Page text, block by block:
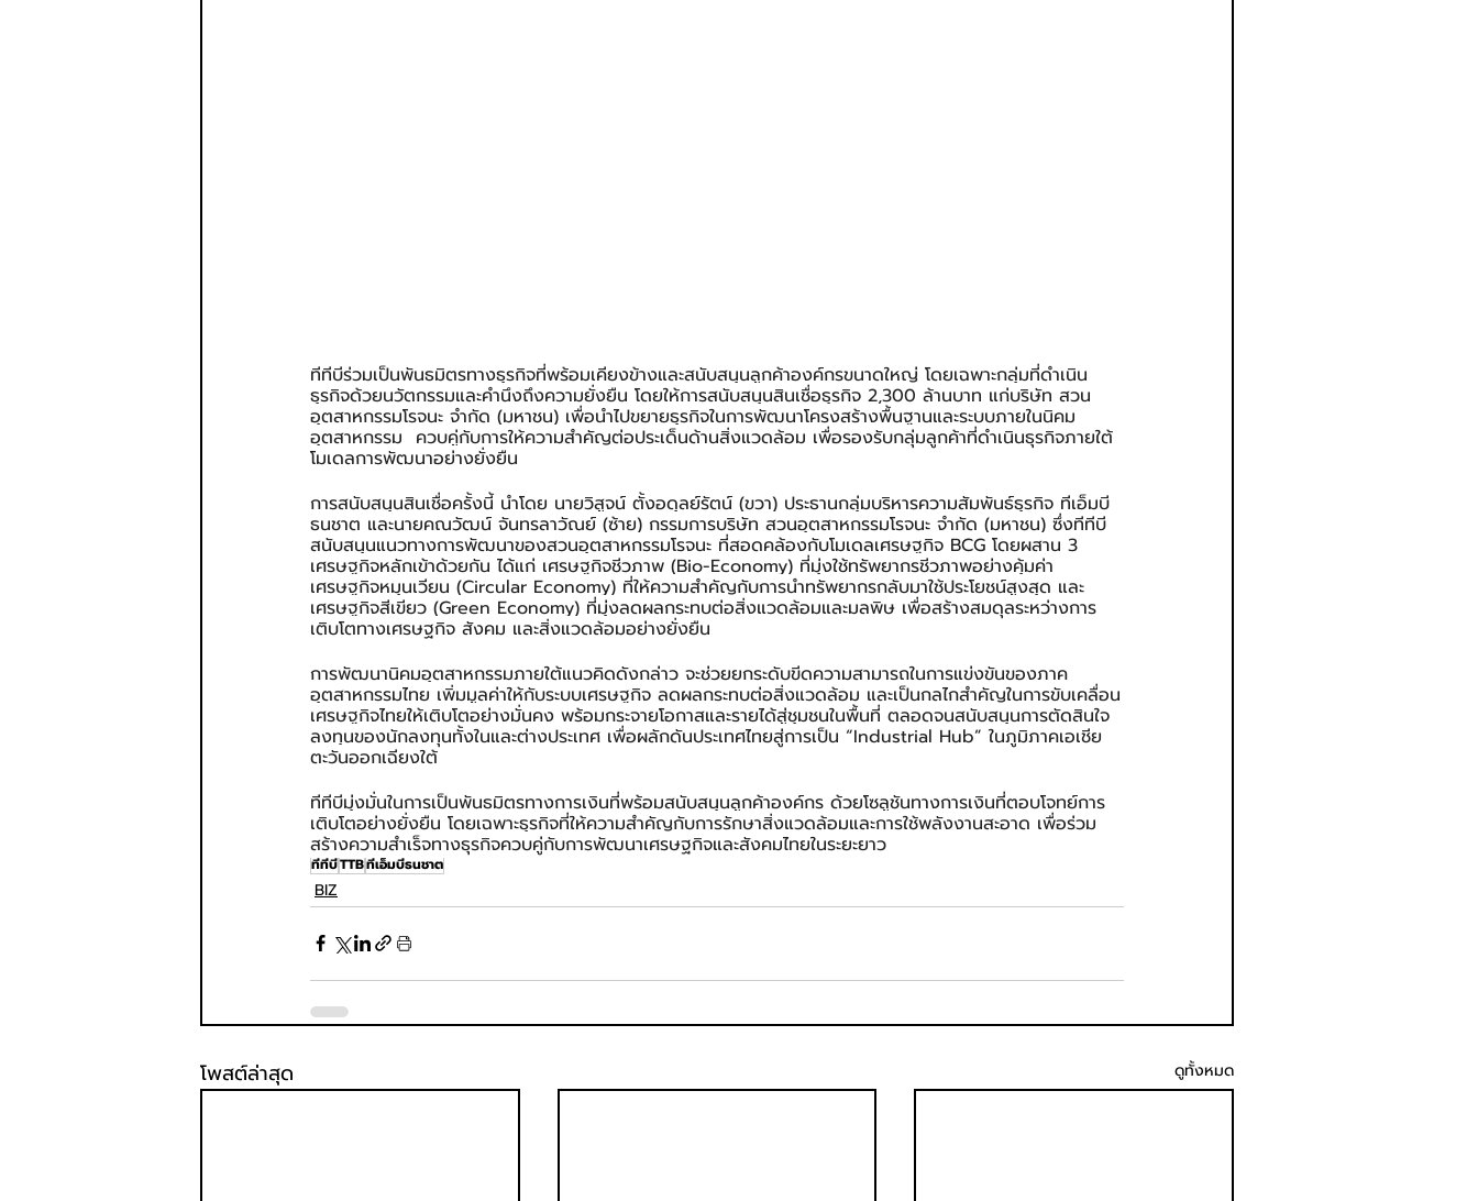
ทีทีบีร่วมเป็นพันธมิตรทางธุรกิจที่พร้อมเคียงข้างและสนับสนุนลูกค้าองค์กรขนาดใหญ่ โดยเฉพาะกลุ่มที่ดำเนิน
ธุรกิจด้วยนวัตกรรมและคำนึงถึงความยั่งยืน โดยให้การสนับสนุนสินเชื่อธุรกิจ 2,300 ล้านบาท แก่บริษัท สวน
อุตสาหกรรมโรจนะ จำกัด (มหาชน) เพื่อนำไปขยายธุรกิจในการพัฒนาโครงสร้างพื้นฐานและระบบภายในนิคม
อุตสาหกรรม  ควบคู่กับการให้ความสำคัญต่อประเด็นด้านสิ่งแวดล้อม เพื่อรองรับกลุ่มลูกค้าที่ดำเนินธุรกิจภายใต้
โมเดลการพัฒนาอย่างยั่งยืน
การสนับสนุนสินเชื่อครั้งนี้ นำโดย นายวิสูจน์ ตั้งอดุลย์รัตน์ (ขวา) ประธานกลุ่มบริหารความสัมพันธ์ธุรกิจ ทีเอ็มบี
ธนชาต และนายคณวัฒน์ จันทรลาวัณย์ (ซ้าย) กรรมการบริษัท สวนอุตสาหกรรมโรจนะ จำกัด (มหาชน) ซึ่งทีทีบี
สนับสนุนแนวทางการพัฒนาของสวนอุตสาหกรรมโรจนะ ที่สอดคล้องกับโมเดลเศรษฐกิจ BCG โดยผสาน 3
เศรษฐกิจหลักเข้าด้วยกัน ได้แก่ เศรษฐกิจชีวภาพ (Bio-Economy) ที่มุ่งใช้ทรัพยากรชีวภาพอย่างคุ้มค่า
เศรษฐกิจหมุนเวียน (Circular Economy) ที่ให้ความสำคัญกับการนำทรัพยากรกลับมาใช้ประโยชน์สูงสุด และ
เศรษฐกิจสีเขียว (Green Economy) ที่มุ่งลดผลกระทบต่อสิ่งแวดล้อมและมลพิษ เพื่อสร้างสมดุลระหว่างการ
เติบโตทางเศรษฐกิจ สังคม และสิ่งแวดล้อมอย่างยั่งยืน
การพัฒนานิคมอุตสาหกรรมภายใต้แนวคิดดังกล่าว จะช่วยยกระดับขีดความสามารถในการแข่งขันของภาค
อุตสาหกรรมไทย เพิ่มมูลค่าให้กับระบบเศรษฐกิจ ลดผลกระทบต่อสิ่งแวดล้อม และเป็นกลไกสำคัญในการขับเคลื่อน
เศรษฐกิจไทยให้เติบโตอย่างมั่นคง พร้อมกระจายโอกาสและรายได้สู่ชุมชนในพื้นที่ ตลอดจนสนับสนุนการตัดสินใจ
ลงทุนของนักลงทุนทั้งในและต่างประเทศ เพื่อผลักดันประเทศไทยสู่การเป็น “Industrial Hub” ในภูมิภาคเอเชีย
ตะวันออกเฉียงใต้
ทีทีบีมุ่งมั่นในการเป็นพันธมิตรทางการเงินที่พร้อมสนับสนุนลูกค้าองค์กร ด้วยโซลูชันทางการเงินที่ตอบโจทย์การ
เติบโตอย่างยั่งยืน โดยเฉพาะธุรกิจที่ให้ความสำคัญกับการรักษาสิ่งแวดล้อมและการใช้พลังงานสะอาด เพื่อร่วม
สร้างความสำเร็จทางธุรกิจควบคู่กับการพัฒนาเศรษฐกิจและสังคมไทยในระยะยาว
ทีทีบีTTBทีเอ็มบีธนชาต
BIZ
โพสต์ล่าสุด ดูทั้งหมด